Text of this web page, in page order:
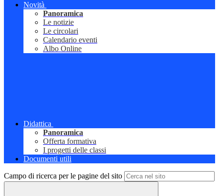
Novità
Panoramica
Le notizie
Le circolari
Calendario eventi
Albo Online
Didattica
Panoramica
Offerta formativa
I progetti delle classi
Documenti utili
Campo di ricerca per le pagine del sito